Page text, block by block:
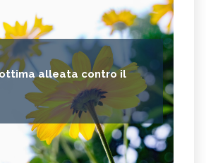
E
TURCHESE: TUTTE LE PROPRIETÀ E
SMERALDO: TUTTE LE PROPRIETÀ E
BENEFICI
ZIRCONE: TUTTE LE PROPRIETÀ E
BENEFICI
E
QUARZO RUTILATO: TUTTE LE
PROPRIETÀ E BENEFICI
E
WATSU: TECNICA, BENEFICI E
CONTROINDICAZIONI
alleata contro il